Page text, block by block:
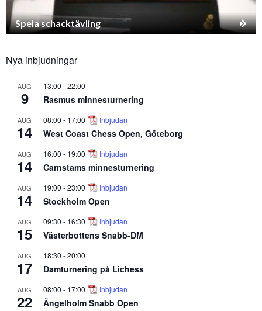
Spela schacktävling
Nya inbjudningar
AUG
9
13:00 -22:00
Rasmus minnesturnering
AUG
14
08:00 - 17:00 Inbjudan
West Coast Chess Open, Göteborg
AUG
14
16:00 - 19:00 Inbjudan
Carnstams minnesturnering
AUG
14
19:00 -23:00 Inbjudan
Stockholm Open
AUG
15
09:30 - 16:30 Inbjudan
Västerbottens Snabb-DM
AUG
17
18:30 -20:00
Damturnering på Lichess
AUG
22
08:00 - 17:00 Inbjudan
Ängelholm Snabb Open